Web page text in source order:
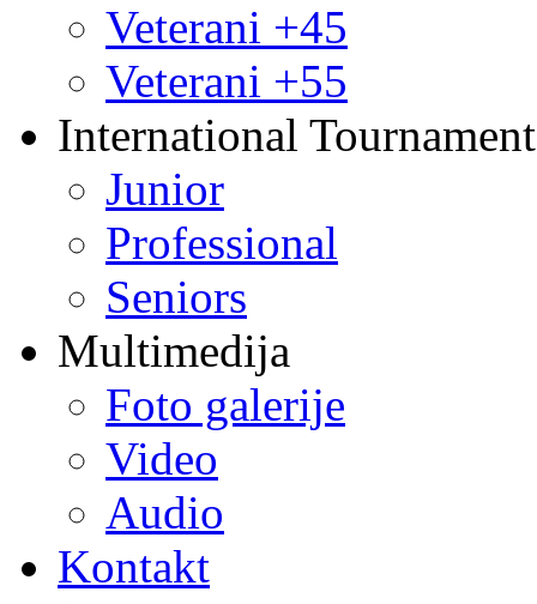
Veterani +45
Veterani +55
International
Junior
Professional
Seniors
Multimedija
Foto galerije
Video
Audio
Kontakt